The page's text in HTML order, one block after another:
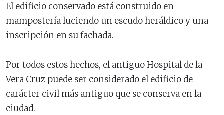
El edificio conservado está construido en
mampostería luciendo un escudo heráldico y una
inscripción en su fachada.
Por todos estos hechos, el antiguo Hospital de la
Vera Cruz puede ser considerado el edificio de
carácter civil más antiguo que se conserva en la
ciudad.